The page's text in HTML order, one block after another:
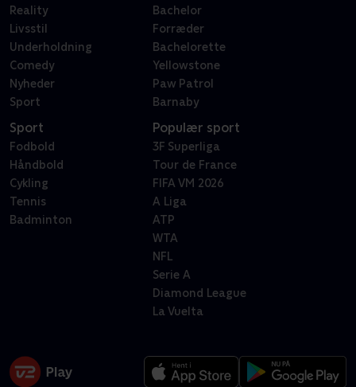
Reality
Livsstil
Underholdning
Comedy
Nyheder
Sport
Bachelor
Forræder
Bachelorette
Yellowstone
Paw Patrol
Barnaby
Sport
Fodbold
Håndbold
Cykling
Tennis
Badminton
Populær sport
3F Superliga
Tour de France
FIFA VM 2026
A Liga
ATP
WTA
NFL
Serie A
Diamond League
La Vuelta